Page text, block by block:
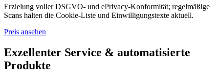
Erzielung voller DSGVO- und ePrivacy-Konformität; regelmäßige
Scans halten die Cookie-Liste und Einwilligungstexte aktuell.
Preis ansehen
Exzellenter Service & automatisierte
Produkte